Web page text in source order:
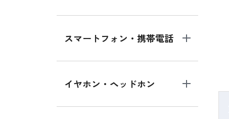
スマートフォン・携帯電話
イヤホン・ヘッドホン